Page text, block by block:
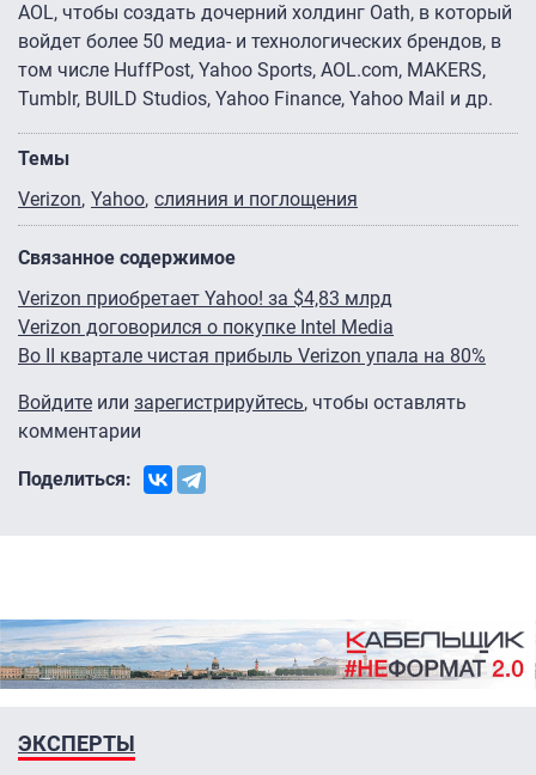
AOL, чтобы создать дочерний холдинг Oath, в который
войдет более 50 медиа- и технологических брендов, в
том числе HuffPost, Yahoo Sports, AOL.com, MAKERS,
Tumblr, BUILD Studios, Yahoo Finance, Yahoo Mail и др.
Темы
Verizon Yahoo слияния и поглощения
Связанное содержимое
Verizon приобретает Yahoo! за $4,83 млрд
Verizon договорился о покупке Intel Media
Во II квартале чистая прибыль Verizon упала на 80%
Войдите или зарегистрируйтесь, чтобы оставлять
комментарии
Поделиться:
ЭКСПЕРТЫ